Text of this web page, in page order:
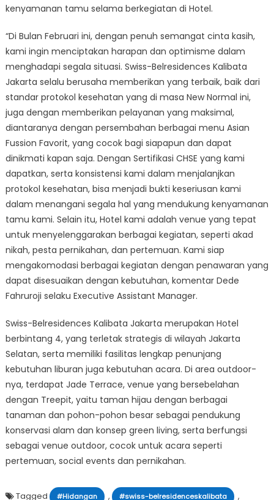
kenyamanan tamu selama berkegiatan di Hotel.
“Di Bulan Februari ini, dengan penuh semangat cinta kasih,
kami ingin menciptakan harapan dan optimisme dalam
menghadapi segala situasi. Swiss-Belresidences Kalibata
Jakarta selalu berusaha memberikan yang terbaik, baik dari
standar protokol kesehatan yang di masa New Normal ini,
juga dengan memberikan pelayanan yang maksimal,
diantaranya dengan persembahan berbagai menu Asian
Fussion Favorit, yang cocok bagi siapapun dan dapat
dinikmati kapan saja. Dengan Sertifikasi CHSE yang kami
dapatkan, serta konsistensi kami dalam menjalanjkan
protokol kesehatan, bisa menjadi bukti keseriusan kami
dalam menangani segala hal yang mendukung kenyamanan
tamu kami. Selain itu, Hotel kami adalah venue yang tepat
untuk menyelenggarakan berbagai kegiatan, seperti akad
nikah, pesta pernikahan, dan pertemuan. Kami siap
mengakomodasi berbagai kegiatan dengan penawaran yang
dapat disesuaikan dengan kebutuhan, komentar Dede
Fahruroji selaku Executive Assistant Manager.
Swiss-Belresidences Kalibata Jakarta merupakan Hotel
berbintang 4, yang terletak strategis di wilayah Jakarta
Selatan, serta memiliki fasilitas lengkap penunjang
kebutuhan liburan juga kebutuhan acara. Di area outdoor-
nya, terdapat Jade Terrace, venue yang bersebelahan
dengan Treepit, yaitu taman hijau dengan berbagai
tanaman dan pohon-pohon besar sebagai pendukung
konservasi alam dan konsep green living, serta berfungsi
sebagai venue outdoor, cocok untuk acara seperti
pertemuan, social events dan pernikahan.
Tagged #Hidangan , #swiss-belresidenceskalibata ,